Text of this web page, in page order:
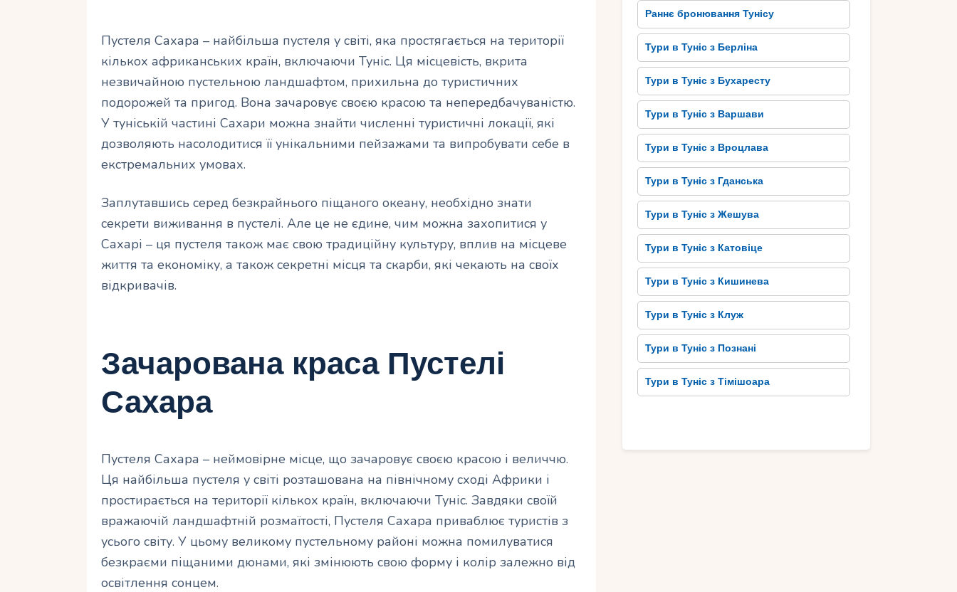
Пустеля Сахара – найбільша пустеля у світі, яка простягається на території
кількох африканських країн, включаючи Туніс. Ця місцевість, вкрита
незвичайною пустельною ландшафтом, прихильна до туристичних
подорожей та пригод. Вона зачаровує своєю красою та непередбачуваністю.
У туніській частині Сахари можна знайти численні туристичні локації, які
дозволяють насолодитися її унікальними пейзажами та випробувати себе в
екстремальних умовах.
Заплутавшись серед безкрайнього піщаного океану, необхідно знати
секрети виживання в пустелі. Але це не єдине, чим можна захопитися у
Сахарі – ця пустеля також має свою традиційну культуру, вплив на місцеве
життя та економіку, а також секретні місця та скарби, які чекають на своїх
відкривачів.
Зачарована краса Пустелі
Сахара
Пустеля Сахара – неймовірне місце, що зачаровує своєю красою і величчю.
Ця найбільша пустеля у світі розташована на північному сході Африки і
простирається на території кількох країн, включаючи Туніс. Завдяки своїй
вражаючій ландшафтній розмаїтості, Пустеля Сахара приваблює туристів з
усього світу. У цьому великому пустельному районі можна помилуватися
безкраєми піщаними дюнами, які змінюють свою форму і колір залежно від
освітлення сонцем.
Раннє бронювання Тунісу
Тури в Туніс з Берліна
Тури в Туніс з Бухаресту
Тури в Туніс з Варшави
Тури в Туніс з Вроцлава
Тури в Туніс з Гданська
Тури в Туніс з Жешува
Тури в Туніс з Катовіце
Тури в Туніс з Кишинева
Тури в Туніс з Клуж
Тури в Туніс з Познані
Тури в Туніс з Тімішоара